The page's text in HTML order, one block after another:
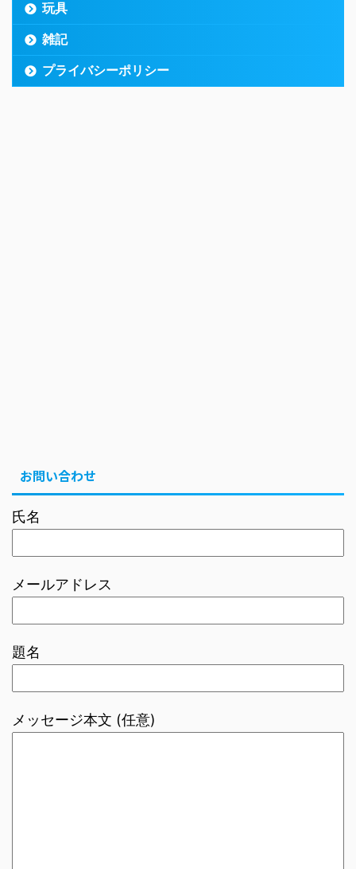
玩具
雑記
プライバシーポリシー
お問い合わせ
氏名
メールアドレス
題名
メッセージ本文 (任意)